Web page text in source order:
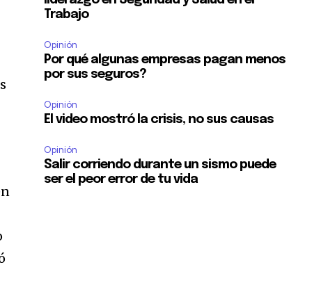
Trabajo
Opinión
Por qué algunas empresas pagan menos
por sus seguros?
Opinión
El video mostró la crisis, no sus causas
Opinión
Salir corriendo durante un sismo puede
ser el peor error de tu vida